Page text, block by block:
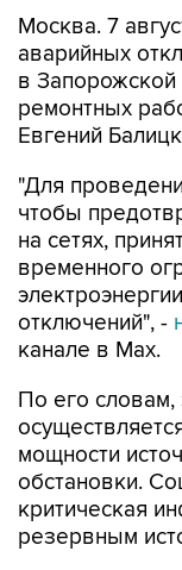
Москва. 7
аварийных
в Запорожской
ремонтных
Евгений
"Для
чтобы
на сетях,
временного
отключений", -
канале в Max.
По его словам,
мощности
обстановки.
критическая
резервным